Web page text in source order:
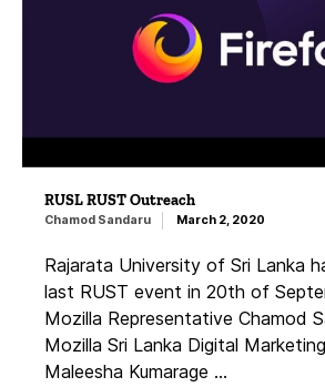
RUSL RUST Outreach
Chamod Sandaru March 2, 2020
Rajarata University of Sri Lanka
last RUST event in 20th of
Mozilla Representative Chamod
Mozilla Sri Lanka Digital
Maleesha Kumarage …